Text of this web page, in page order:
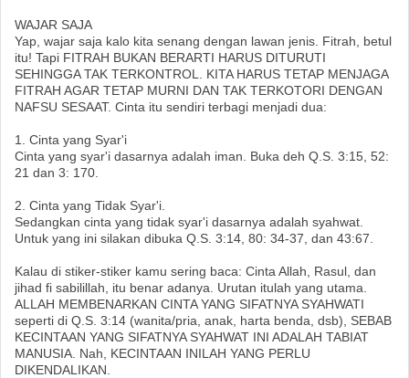
WAJAR SAJA
Yap, wajar saja kalo kita senang dengan lawan jenis. Fitrah, betul
itu! Tapi FITRAH BUKAN BERARTI HARUS DITURUTI
SEHINGGA TAK TERKONTROL. KITA HARUS TETAP MENJAGA
FITRAH AGAR TETAP MURNI DAN TAK TERKOTORI DENGAN
NAFSU SESAAT. Cinta itu sendiri terbagi menjadi dua:
1. Cinta yang Syar'i
Cinta yang syar'i dasarnya adalah iman. Buka deh Q.S. 3:15, 52:
21 dan 3: 170.
2. Cinta yang Tidak Syar'i.
Sedangkan cinta yang tidak syar'i dasarnya adalah syahwat.
Untuk yang ini silakan dibuka Q.S. 3:14, 80: 34-37, dan 43:67.
Kalau di stiker-stiker kamu sering baca: Cinta Allah, Rasul, dan
jihad fi sabilillah, itu benar adanya. Urutan itulah yang utama.
ALLAH MEMBENARKAN CINTA YANG SIFATNYA SYAHWATI
seperti di Q.S. 3:14 (wanita/pria, anak, harta benda, dsb), SEBAB
KECINTAAN YANG SIFATNYA SYAHWAT INI ADALAH TABIAT
MANUSIA. Nah, KECINTAAN INILAH YANG PERLU
DIKENDALIKAN.